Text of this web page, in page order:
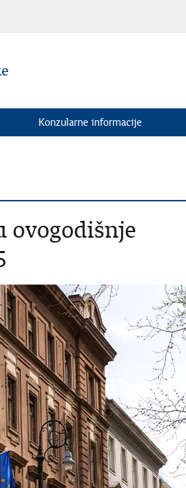
Konzularne informacije